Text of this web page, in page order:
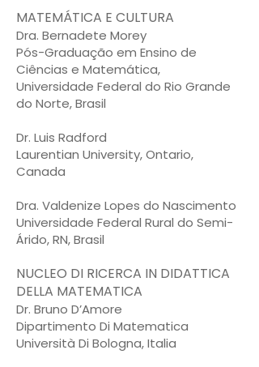
MATEMÁTICA E CULTURA
Dra. Bernadete Morey
Pós-Graduação em Ensino de
Ciências e Matemática,
Universidade Federal do Rio Grande
do Norte, Brasil
Dr. Luis Radford
Laurentian University, Ontario,
Canada
Dra. Valdenize Lopes do Nascimento
Universidade Federal Rural do Semi-
Árido, RN, Brasil
NUCLEO DI RICERCA IN DIDATTICA
DELLA MATEMATICA
Dr. Bruno D’Amore
Dipartimento Di Matematica
Università Di Bologna, Italia